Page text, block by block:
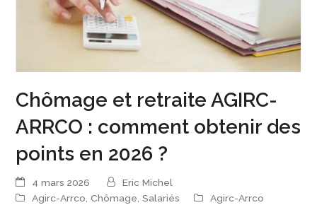
Chômage et retraite AGIRC-
ARRCO : comment obtenir des
points en 2026 ?
4 mars 2026
Eric Michel
Agirc-Arrco,Chômage,Salariés Agirc-Arrco